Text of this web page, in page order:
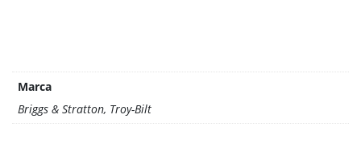
Marca
Briggs & Stratton, Troy-Bilt